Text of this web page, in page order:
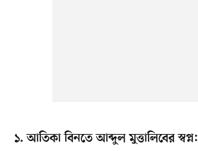
১. আতিকা বিনতে আব্দুল মুত্তালিবের স্বপ্ন: